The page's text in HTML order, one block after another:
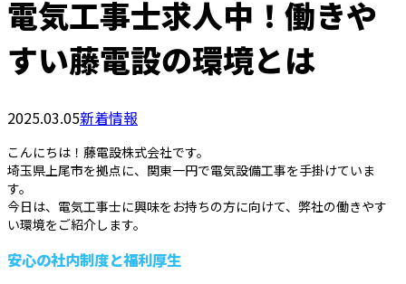
電気工事士求人中！働きや
すい藤電設の環境とは
2025.03.05新着情報
こんにちは！藤電設株式会社です。
埼玉県上尾市を拠点に、関東一円で電気設備工事を手掛けていま
す。
今日は、電気工事士に興味をお持ちの方に向けて、弊社の働きやす
い環境をご紹介します。
安心の社内制度と福利厚生